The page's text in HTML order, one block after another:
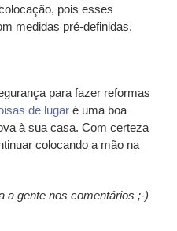
pois esses
medidas pré-definidas.
para fazer reformas
de lugar é uma boa
à sua casa. Com certeza
colocando a mão na
a gente nos comentários ;-)